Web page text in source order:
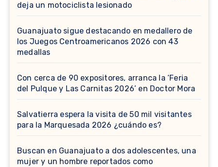
deja un motociclista lesionado
Guanajuato sigue destacando en medallero de
los Juegos Centroamericanos 2026 con 43
medallas
Con cerca de 90 expositores, arranca la ‘Feria
del Pulque y Las Carnitas 2026’ en Doctor Mora
Salvatierra espera la visita de 50 mil visitantes
para la Marquesada 2026 ¿cuándo es?
Buscan en Guanajuato a dos adolescentes, una
mujer y un hombre reportados como